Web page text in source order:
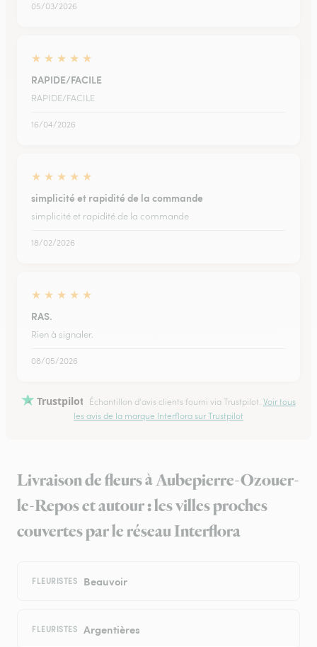
05/03/2026
★ ★ ★ ★ ★
RAPIDE/FACILE
RAPIDE/FACILE
16/04/2026
★ ★ ★ ★ ★
simplicité et rapidité de la commande
simplicité et rapidité de la commande
18/02/2026
★ ★ ★ ★ ★
RAS.
Rien à signaler.
08/05/2026
Trustpilot Échantillon d'avis clients fourni via Trustpilot. Voir tous
les avis de la marque Interflora sur Trustpilot
Livraison de fleurs à Aubepierre-Ozouer-
le-Repos et autour : les villes proches
couvertes par le réseau Interflora
FLEURISTES Beauvoir
FLEURISTES Argentières